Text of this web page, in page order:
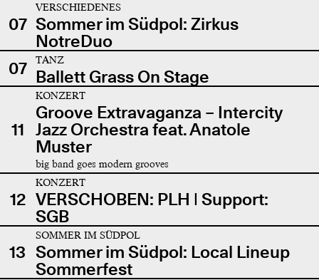
07
VERSCHIEDENES
Sommer im Südpol: Zirkus
NotreDuo
07
TANZ
Ballett Grass On Stage
11
KONZERT
Groove Extravaganza – Intercity
Jazz Orchestra feat. Anatole
Muster
big band goes modern grooves
12
KONZERT
VERSCHOBEN: PLH | Support:
SGB
13
SOMMER IM SÜDPOL
Sommer im Südpol: Local Lineup
Sommerfest